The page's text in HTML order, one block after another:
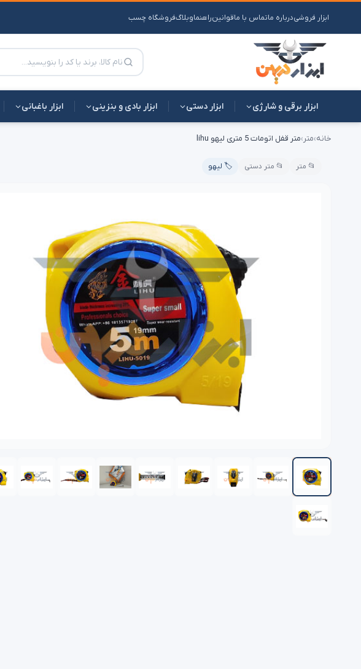
ابزار فروشیدرباره ماتماس با ماقوانینراهنماوبلاگفروشگاه چسب
ابزار برقی و شارژی ابزار دستی ابزار بادی و بنزینی ابزار باغبانی
خانه›متر›متر قفل اتومات 5 متری لیهو lihu
📂 متر 📂 متر دستی 🏷️ لیهو